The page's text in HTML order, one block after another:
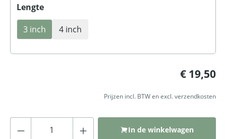
Selecteer
Lengte
3 inch
4 inch
€ 19,50
Prijzen incl. BTW en excl. verzendkosten
Producthoeveelheid: Voer de
In de winkelwagen